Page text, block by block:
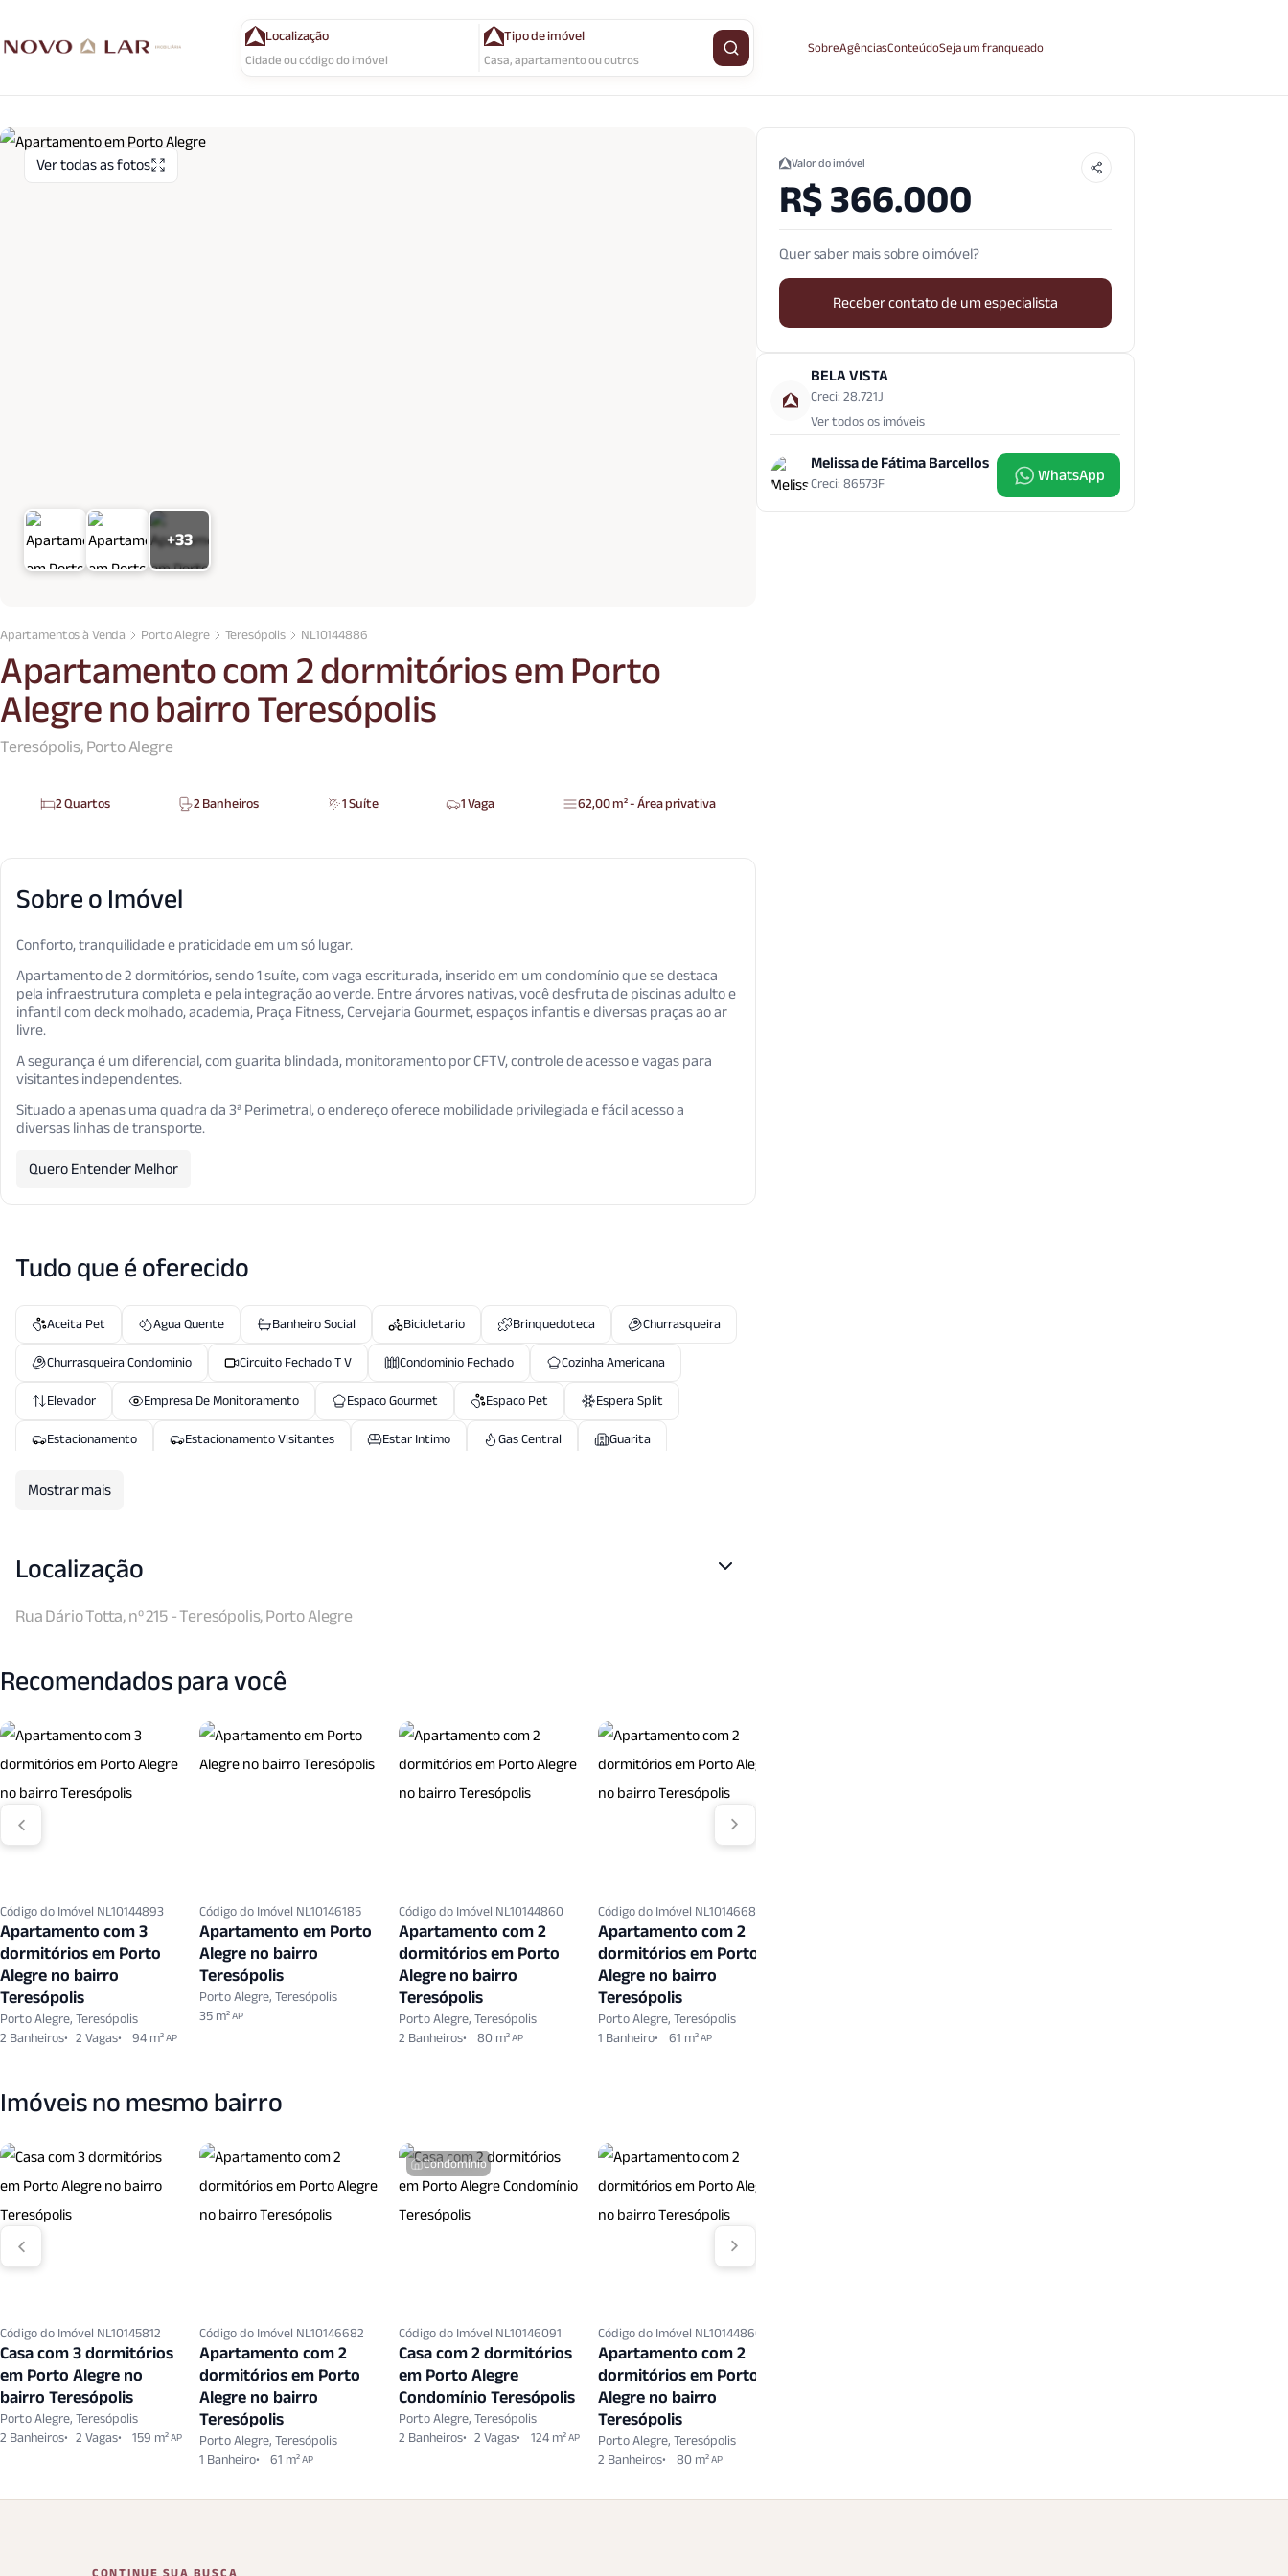
Localização Tipo de imóvel
Casa, apartamento ou outros Buscar imóvelSobreAgênciasConteúdoSeja um franqueado
Ver todas as fotos
+33
Apartamentos à Venda Porto Alegre Teresópolis NL10144886
Apartamento com 2 dormitórios em Porto
Alegre no bairro Teresópolis
Teresópolis, Porto Alegre
2 Quartos 2 Banheiros 1 Suíte 1 Vaga 62,00 m² - Área privativa
Sobre o Imóvel
Conforto, tranquilidade e praticidade em um só lugar.
Apartamento de 2 dormitórios, sendo 1 suíte, com vaga escriturada, inserido em um condomínio que se destaca
pela infraestrutura completa e pela integração ao verde. Entre árvores nativas, você desfruta de piscinas adulto e
infantil com deck molhado, academia, Praça Fitness, Cervejaria Gourmet, espaços infantis e diversas praças ao ar
livre.
A segurança é um diferencial, com guarita blindada, monitoramento por CFTV, controle de acesso e vagas para
visitantes independentes.
Situado a apenas uma quadra da 3ª Perimetral, o endereço oferece mobilidade privilegiada e fácil acesso a
diversas linhas de transporte.
Quero Entender Melhor
Tudo que é oferecido
Aceita Pet Agua Quente Banheiro Social Bicicletario Brinquedoteca
Churrasqueira
Churrasqueira Condominio
Circuito Fechado T V Condominio Fechado
Cozinha Americana
Elevador
Empresa De Monitoramento Espaco Gourmet Espaco Pet
Espera Split
Estacionamento
Estacionamento Visitantes Estar Intimo Gas Central
Guarita
Quadra Esportes
Mostrar mais
Localização
Rua Dário Totta, nº 215 - Teresópolis, Porto Alegre
Recomendados para você
Código do Imóvel NL10144893
Apartamento com 3
dormitórios em Porto
Alegre no bairro
Teresópolis
Porto Alegre, Teresópolis
2 Banheiros
2 Vagas 94 m²AP
Código do Imóvel NL10146185
Apartamento em Porto
Alegre no bairro
Teresópolis
Porto Alegre, Teresópolis
35 m²AP
Código do Imóvel NL10144860
Apartamento com 2
dormitórios em Porto
Alegre no bairro
Teresópolis
Porto Alegre, Teresópolis
2 Banheiros
80 m²AP
Código do Imóvel NL10146682
Apartamento com 2
dormitórios em Porto
Alegre no bairro
Teresópolis
Porto Alegre, Teresópolis
1 Banheiro
61 m²AP
Imóveis no mesmo bairro
Código do Imóvel NL10145812
Casa com 3 dormitórios
em Porto Alegre no
bairro Teresópolis
Porto Alegre, Teresópolis
2 Banheiros
2 Vagas 159 m²AP
Código do Imóvel NL10146682
Apartamento com 2
dormitórios em Porto
Alegre no bairro
Teresópolis
Porto Alegre, Teresópolis
1 Banheiro
61 m²AP
Condomínio
Código do Imóvel NL10146091
Casa com 2 dormitórios
em Porto Alegre
Condomínio Teresópolis
Porto Alegre, Teresópolis
2 Banheiros
2 Vagas 124 m²AP
Código do Imóvel NL10144860
Apartamento com 2
dormitórios em Porto
Alegre no bairro
Teresópolis
Porto Alegre, Teresópolis
2 Banheiros
80 m²AP
Valor do imóvel
R$ 366.000
Quer saber mais sobre o imóvel?
Receber contato de um especialista
BELA VISTA
Creci: 28.721J
Ver todos os imóveis
Melissa de Fátima Barcellos
Creci: 86573F WhatsApp